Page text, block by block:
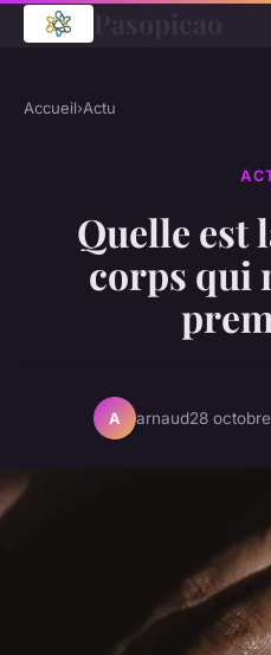
Accueil›Actu
Quelle est
corps qui
A arnaud28